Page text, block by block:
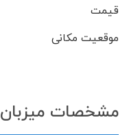
قیمت
موقعیت مکانی
مشخصات میزبان